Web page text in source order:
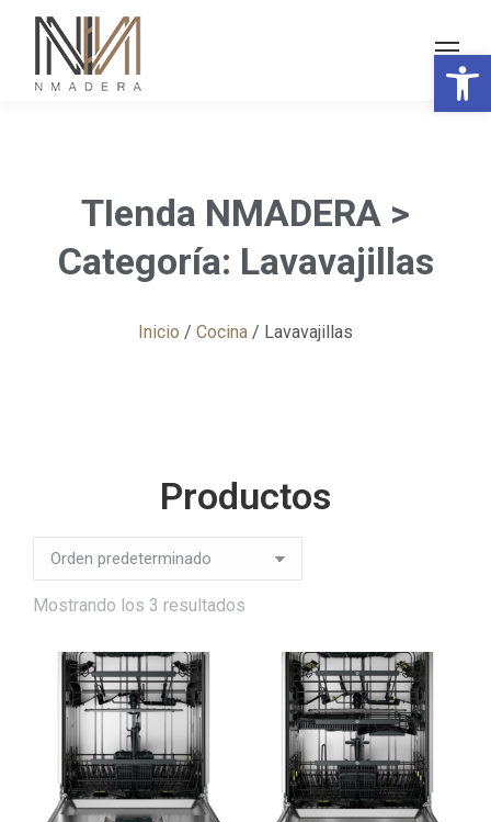
Abrir
TIenda NMADERA >
Categoría: Lavavajillas
Inicio / Cocina / Lavavajillas
Productos
Mostrando los 3 resultados